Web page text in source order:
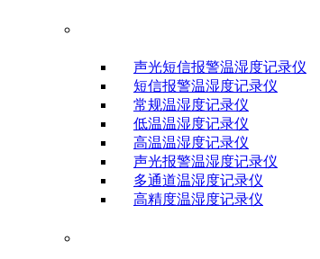
声光短信报警温湿度记录仪
短信报警温湿度记录仪
常规温湿度记录仪
低温温湿度记录仪
高温温湿度记录仪
声光报警温湿度记录仪
多通道温湿度记录仪
高精度温湿度记录仪